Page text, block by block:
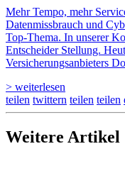
Mehr Tempo, mehr
Datenmissbrauch und
Top-Thema. In unserer
Entscheider Stellung.
Versicherungsanbieters
> weiterlesen
teilen twittern teilen teilen
Weitere Artikel